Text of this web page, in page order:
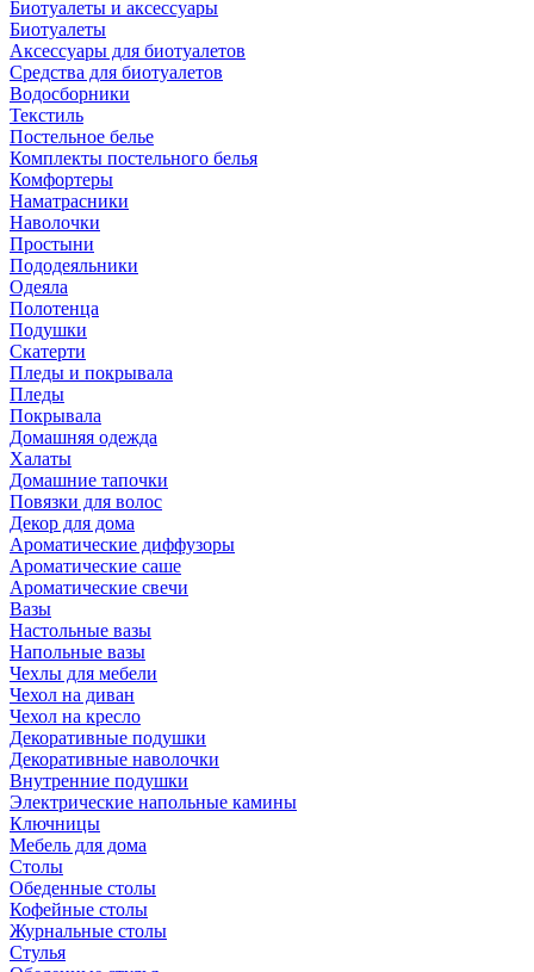
Биотуалеты и аксессуары
Биотуалеты
Аксессуары для биотуалетов
Средства для биотуалетов
Водосборники
Текстиль
Постельное белье
Комплекты постельного белья
Комфортеры
Наматрасники
Наволочки
Простыни
Пододеяльники
Одеяла
Полотенца
Подушки
Скатерти
Пледы и покрывала
Пледы
Покрывала
Домашняя одежда
Халаты
Домашние тапочки
Повязки для волос
Декор для дома
Ароматические диффузоры
Ароматические саше
Ароматические свечи
Вазы
Настольные вазы
Напольные вазы
Чехлы для мебели
Чехол на диван
Чехол на кресло
Декоративные подушки
Декоративные наволочки
Внутренние подушки
Электрические напольные камины
Ключницы
Мебель для дома
Столы
Обеденные столы
Кофейные столы
Журнальные столы
Стулья